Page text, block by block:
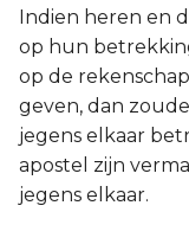
Indien heren en
op hun
op de
geven, dan
jegens elkaar
apostel zijn
jegens elkaar.